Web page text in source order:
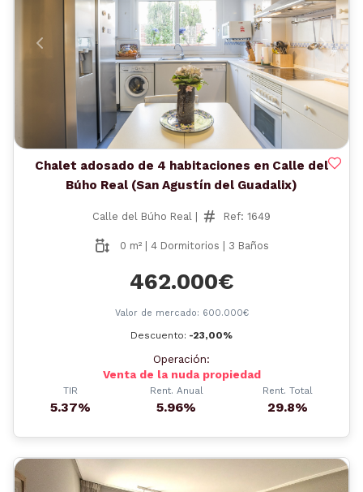
Anterior
Chalet adosado de 4 habitaciones en Calle del
Búho Real (San Agustín del Guadalix)
Calle del Búho Real | Ref: 1649
0 m² | 4 Dormitorios | 3 Baños
462.000€
Valor de mercado: 600.000€
Descuento: -23,00%
Operación:
Venta de la nuda propiedad
TIR
5.37%
Rent. Anual
5.96%
Rent. Total
29.8%